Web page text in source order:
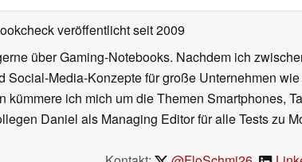
veröffentlichtseit 2009
über Gaming-Notebooks. Nachdem ich
Media-Konzepte für große Unternehmen
ich mich um die Themen Smartphones,
Daniel als Managing Editor für alle Tests zu